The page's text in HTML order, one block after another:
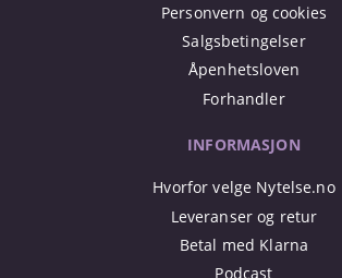
Personvern og cookies
Salgsbetingelser
Åpenhetsloven
Forhandler
INFORMASJON
Hvorfor velge Nytelse.no
Leveranser og retur
Betal med Klarna
Podcast